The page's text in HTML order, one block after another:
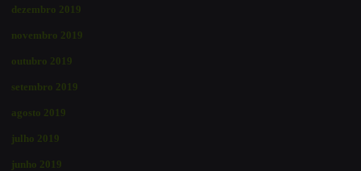
dezembro 2019
novembro 2019
outubro 2019
setembro 2019
agosto 2019
julho 2019
junho 2019